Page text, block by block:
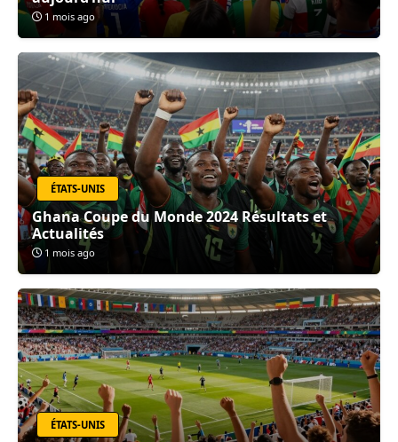
1 mois ago
ÉTATS-UNIS
Ghana Coupe du Monde 2024 Résultats et
Actualités
1 mois ago
ÉTATS-UNIS